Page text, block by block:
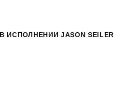
В ИСПОЛНЕНИИ JASON SEILER